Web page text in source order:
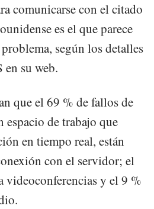
comunicarse con el citado
es el que parece
según los detalles
su web.
que el 69 % de fallos de
espacio de trabajo que
en tiempo real, están
con el servidor; el
videoconferencias y el 9 %